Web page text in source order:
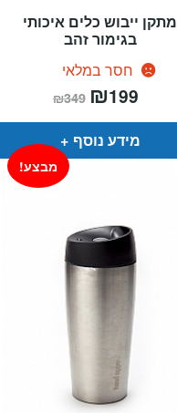
מתקן ייבוש כלים איכותי
בגימור זהב
חסר במלאי
₪349 המחיר
המקורי
היה:
₪349.
₪199
הוא:
מידע נוסף
מבצע!